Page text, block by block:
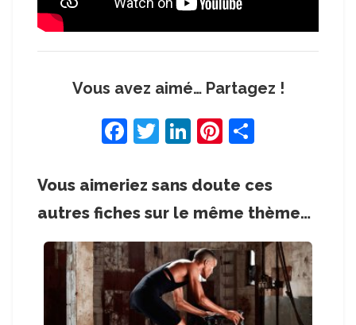
Vous avez aimé… Partagez !
F
c
e
o
o
k
T
itt
er
Li
k
e
n
Pi
er
e
ar
e
Vous aimeriez sans doute ces
autres fiches sur le même thème…